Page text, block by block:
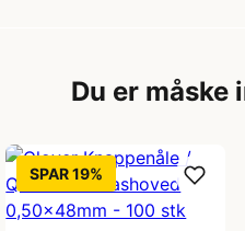
Du er måske
SPAR 19%